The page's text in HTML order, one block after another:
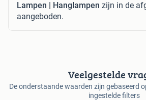
Lampen | Hanglampen zijn in de
aangeboden.
Veelgestelde
De onderstaande waarden zijn gebaseerd
ingestelde filters